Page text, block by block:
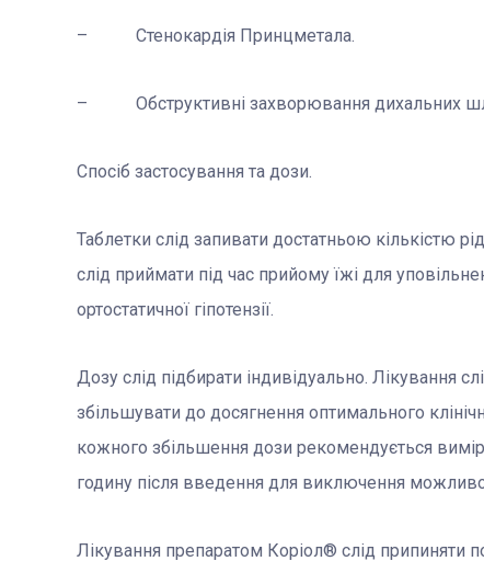
– Стенокардія Принцметала.
– Обструктивні захворювання дихальних
Спосіб застосування та дози.
Таблетки слід запивати достатньою кількістю
слід приймати під час прийому їжі для
ортостатичної гіпотензії.
Дозу слід підбирати індивідуально. Лікування
збільшувати до досягнення оптимального
кожного збільшення дози рекомендується
годину після введення для виключення можливої
Лікування препаратом Коріол® слід